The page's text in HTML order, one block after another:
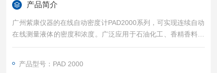
产品简介
广州紫康仪器的在线自动密度计PAD2000系列，可实现连续自动
在线测量液体的密度和浓度。广泛应用于石油化工、香精香料、
食品饮料、日化、酿酒、制药、废水处理、能源等领域。
样分析模式，是一款实现全自动取样、测定、排液、清洗、干
产品型号：PAD 2000